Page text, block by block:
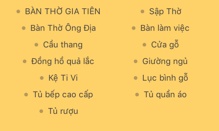
BÀN THỜ GIA TIÊN
Sập Thờ
Bàn Thờ Ông Địa
Bàn làm việc
Cầu thang
Cửa gỗ
Đồng hồ quả lắc
Giường ngủ
Kệ Ti Vi
Lục bình gỗ
Tủ bếp cao cấp
Tủ quần áo
Tủ rượu